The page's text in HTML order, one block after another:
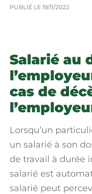
PUBLIÉ LE 19/11/2022
Salarié au
cas de
Lorsqu’un
un salarié à son
de travail à durée
salarié est
salarié peut